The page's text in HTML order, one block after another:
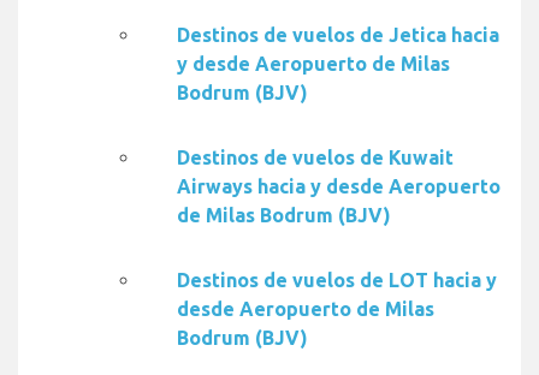
Destinos de vuelos de Jetica hacia
y desde Aeropuerto de Milas
Bodrum (BJV)
Destinos de vuelos de Kuwait
Airways hacia y desde Aeropuerto
de Milas Bodrum (BJV)
Destinos de vuelos de LOT hacia y
desde Aeropuerto de Milas
Bodrum (BJV)